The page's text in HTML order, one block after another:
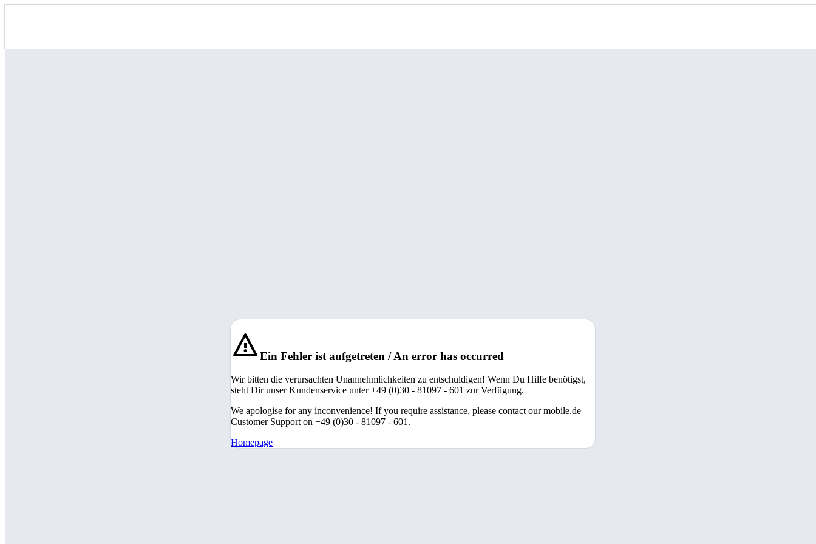
Ein Fehler ist aufgetreten / An error has occurred
Wir bitten die verursachten Unannehmlichkeiten zu entschuldigen! Wenn Du Hilfe benötigst,
steht Dir unser Kundenservice unter +49 (0)30 - 81097 - 601 zur Verfügung.
We apologise for any inconvenience! If you require assistance, please contact our mobile.de
Customer Support on +49 (0)30 - 81097 - 601.
Homepage